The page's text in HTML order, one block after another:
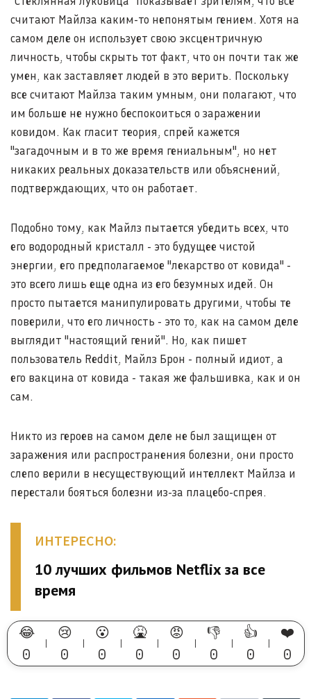
считают Майлза каким-то непонятым гением. Хотя на
самом деле он использует свою эксцентричную
личность, чтобы скрыть тот факт, что он почти так же
умен, как заставляет людей в это верить. Поскольку
все считают Майлза таким умным, они полагают, что
им больше не нужно беспокоиться о заражении
ковидом. Как гласит теория, спрей кажется
"загадочным и в то же время гениальным", но нет
никаких реальных доказательств или объяснений,
подтверждающих, что он работает.
Подобно тому, как Майлз пытается убедить всех, что
его водородный кристалл - это будущее чистой
энергии, его предполагаемое "лекарство от ковида" -
это всего лишь еще одна из его безумных идей. Он
просто пытается манипулировать другими, чтобы те
поверили, что его личность - это то, как на самом деле
выглядит "настоящий гений". Но, как пишет
пользователь Reddit, Майлз Брон - полный идиот, а
его вакцина от ковида - такая же фальшивка, как и он
сам.
Никто из героев на самом деле не был защищен от
заражения или распространения болезни, они просто
слепо верили в несуществующий интеллект Майлза и
перестали бояться болезни из-за плацебо-спрея.
ИНТЕРЕСНО:
10 лучших фильмов Netflix за все
время
😂
0
😢
0
😮
0
🤮
0
😡
0
👎
0
👍
0
❤️
0